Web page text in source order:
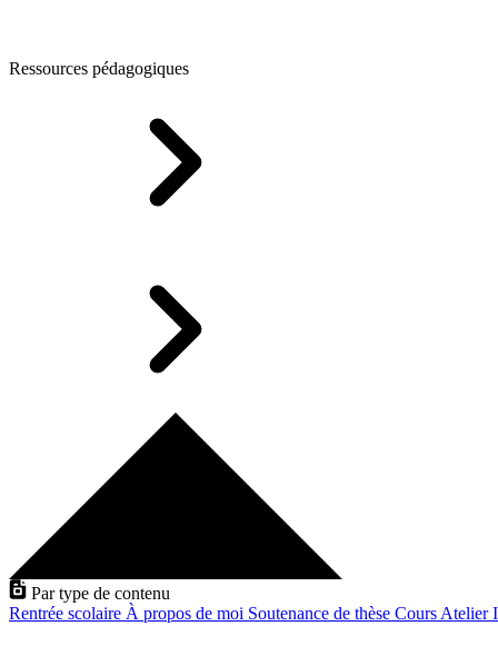
Ressources pédagogiques
Par type de contenu
Rentrée scolaire À propos de moi Soutenance de thèse Cours Atelier